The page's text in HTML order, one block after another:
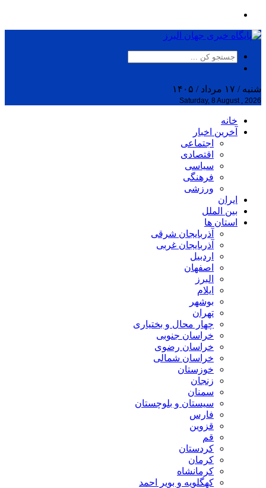
شنبه / ۱۷ مرداد / ۱۴۰۵
Saturday, 8 August , 2026
خانه
آخرین اخبار
اجتماعی
اقتصادی
سیاسی
فرهنگی
ورزشی
ایران
بین الملل
استان ها
آذربایجان شرقی
آذربایجان غربی
اردبیل
اصفهان
البرز
ایلام
بوشهر
تهران
چهار محال و بختیاری
خراسان جنوبی
خراسان رضوی
خراسان شمالی
خوزستان
زنجان
سمنان
سیستان و بلوچستان
فارس
قزوین
قم
کردستان
کرمان
کرمانشاه
کهگلویه و بویر احمد